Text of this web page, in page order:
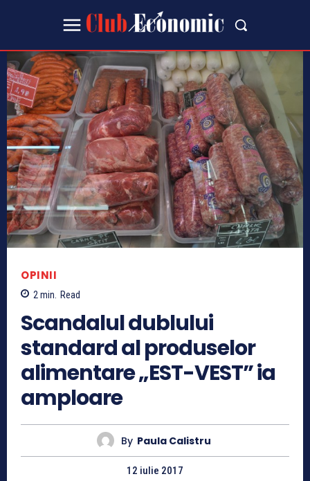
OPINII
2min. Read
Scandalul dublului
standard al produselor
alimentare „EST-VEST” ia
amploare
By Paula Calistru
12 iulie 2017